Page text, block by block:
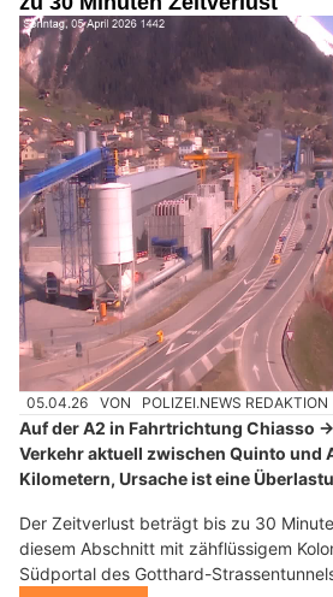
05.04.26 VON POLIZEI.NEWS REDAKTION
Auf der A2 in Fahrtrichtung Chiasso
Verkehr aktuell zwischen Quinto und
Kilometern, Ursache ist eine
Der Zeitverlust beträgt bis zu 30
diesem Abschnitt mit zähflüssigem
Südportal des Gotthard-